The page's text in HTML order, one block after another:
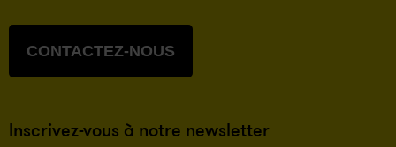
CONTACTEZ-NOUS
Inscrivez-vous à notre newsletter